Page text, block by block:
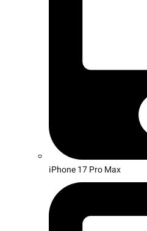
iPhone 17 Pro Max